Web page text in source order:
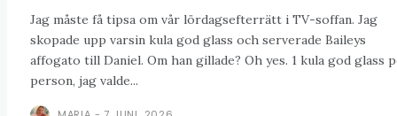
Jag måste få tipsa om vår lördagsefterrätt i TV-soffan. Jag
skopade upp varsin kula god glass och serverade Baileys
affogato till Daniel. Om han gillade? Oh yes. 1 kula god glass per
person, jag valde...